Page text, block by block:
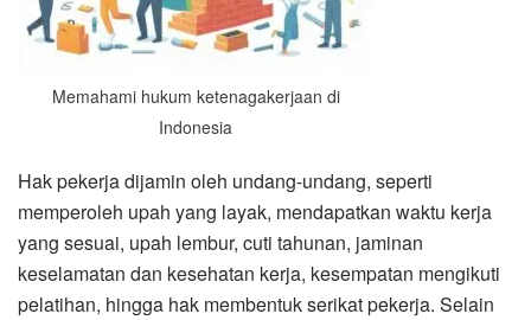
Memahami hukum ketenagakerjaan di
Indonesia
Hak pekerja dijamin oleh undang-undang, seperti
memperoleh upah yang layak, mendapatkan waktu kerja
yang sesuai, upah lembur, cuti tahunan, jaminan
keselamatan dan kesehatan kerja, kesempatan mengikuti
pelatihan, hingga hak membentuk serikat pekerja. Selain